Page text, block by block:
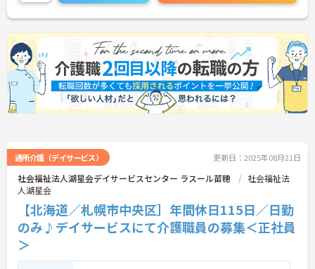
通所介護（デイサービス） 更新日：2025年08月21日
社会福祉法人湖星会デイサービスセンター ラスール苗穂
社会福祉法
人湖星会
【北海道／札幌市中央区］年間休日115日／日勤
のみ♪デイサービスにて介護職員の募集＜正社員
＞